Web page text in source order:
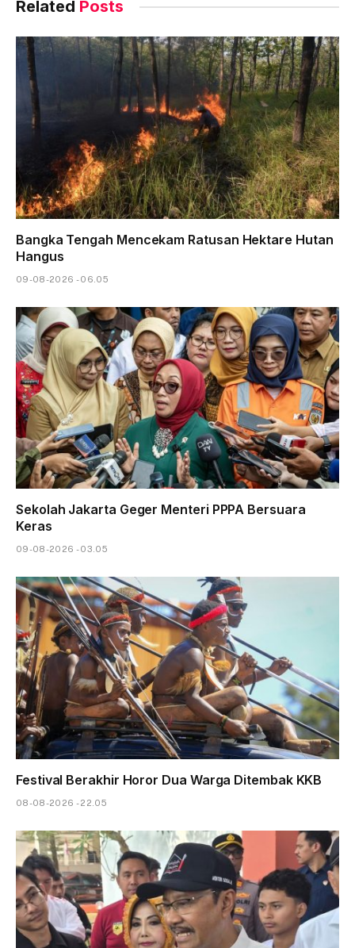
Related Posts
Bangka Tengah Mencekam Ratusan Hektare Hutan
Hangus
09-08-2026 - 06.05
Sekolah Jakarta Geger Menteri PPPA Bersuara
Keras
09-08-2026 - 03.05
Festival Berakhir Horor Dua Warga Ditembak KKB
08-08-2026 - 22.05